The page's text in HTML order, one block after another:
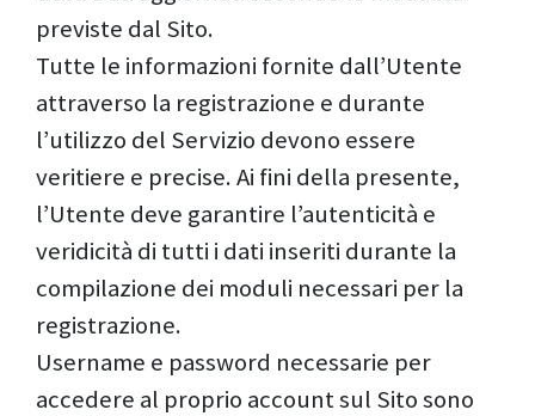
previste dal Sito.
Tutte le informazioni fornite dall’Utente
attraverso la registrazione e durante
l’utilizzo del Servizio devono essere
veritiere e precise. Ai fini della presente,
l’Utente deve garantire l’autenticità e
veridicità di tutti i dati inseriti durante la
compilazione dei moduli necessari per la
registrazione.
Username e password necessarie per
accedere al proprio account sul Sito sono